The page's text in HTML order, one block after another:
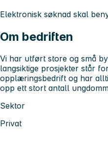
Elektronisk søknad skal
Om bedriften
Vi har utført store og små
langsiktige prosjekter står
opplæringsbedrift og har
opp ett stort antall
Sektor
Privat